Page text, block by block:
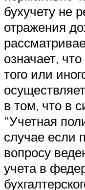
бухучету не
отражения
означает,
того или
в том, что в
“Учетная
случае если
вопросу
учета в